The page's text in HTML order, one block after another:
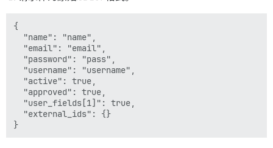
{
  "name": "name",
  "email": "email",
  "password": "pass",
  "username": "username",
  "active": true,
  "approved": true,
  "user_fields[1]": true,
  "external_ids": {}